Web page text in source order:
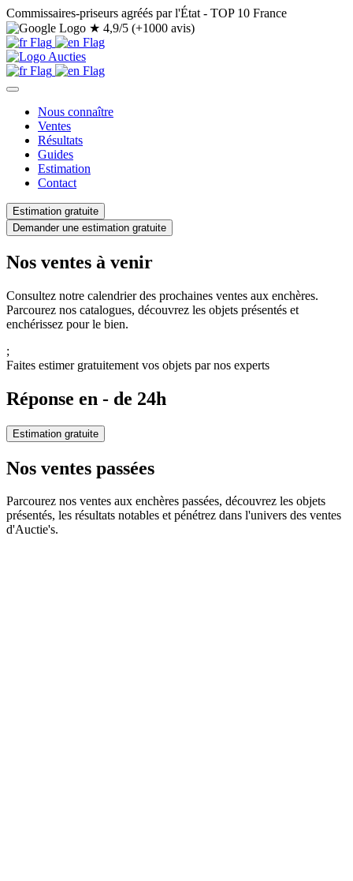
Commissaires-priseurs agréés par l'État - TOP 10 France
★ 4,9/5 (+1000 avis)
Nous connaître
Ventes
Résultats
Guides
Estimation
Contact
Estimation gratuite
Demander une estimation gratuite
Nos ventes à venir
Consultez notre calendrier des prochaines ventes aux enchères.
Parcourez nos catalogues, découvrez les objets présentés et
enchérissez pour le bien.
;
Faites estimer gratuitement vos objets par nos experts
Réponse en - de 24h
Estimation gratuite
Nos ventes passées
Parcourez nos ventes aux enchères passées, découvrez les objets
présentés, les résultats notables et pénétrez dans l'univers des ventes
d'Auctie's.